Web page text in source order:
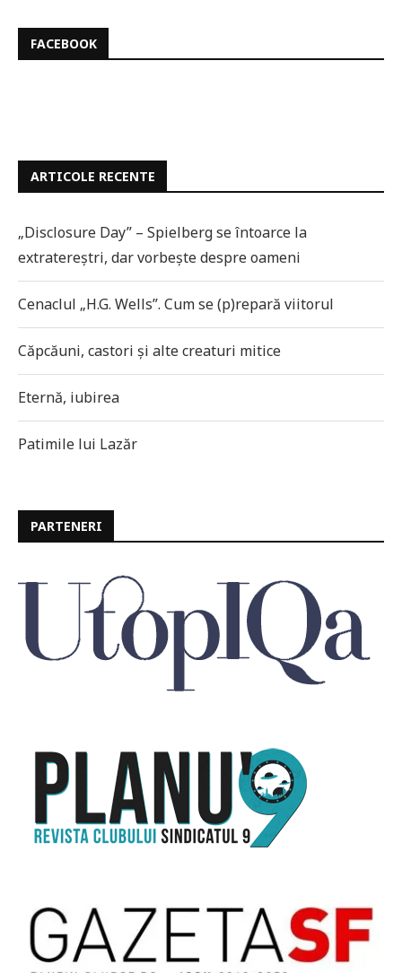
FACEBOOK
ARTICOLE RECENTE
„Disclosure Day” – Spielberg se întoarce la
extratereștri, dar vorbește despre oameni
Cenaclul „H.G. Wells”. Cum se (p)repară viitorul
Căpcăuni, castori și alte creaturi mitice
Eternă, iubirea
Patimile lui Lazăr
PARTENERI